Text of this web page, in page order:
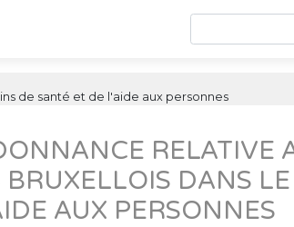
de santé et de l'aide aux personnes
RELATIVE
DANS
AUX PERSONNES